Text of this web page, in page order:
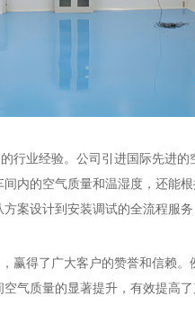
业经验。公司引进国际先进的
内的空气质量和温湿度，还能
案设计到安装调试的全流程服务
得了广大客户的赞誉和信赖。
气质量的显著提升，有效提高